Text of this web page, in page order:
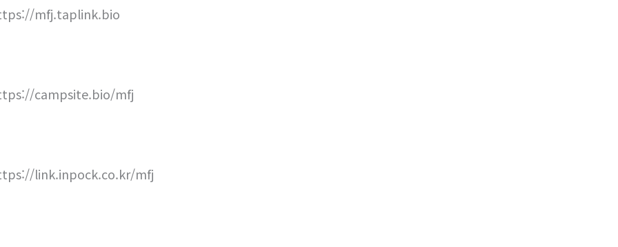
mfj.taplink.bio
campsite.bio/mfj
link.inpock.co.kr/mfj